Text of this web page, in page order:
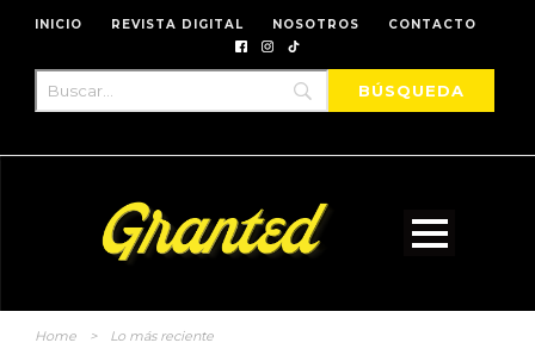
INICIO REVISTA DIGITAL NOSOTROS CONTACTO
Home > Lo más reciente